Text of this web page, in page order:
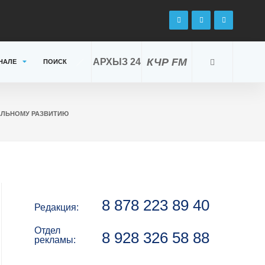
КЧР FM
АРХЫЗ 24
ПОИСК
РАЗВИТИЮ
Редакция: 8 878 223 89 40
Отдел
рекламы:
8 928 326 58 88